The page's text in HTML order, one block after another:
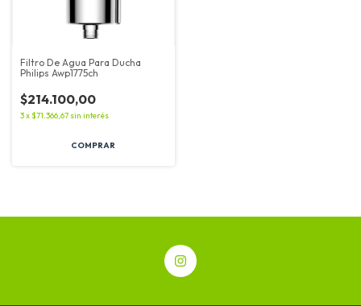
Filtro De Agua Para Ducha
Philips Awp1775ch
$214.100,00
3x$71.366,67 sin interés
COMPRAR